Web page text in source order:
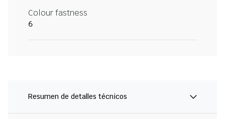
Colour fastness
6
Resumen de detalles técnicos